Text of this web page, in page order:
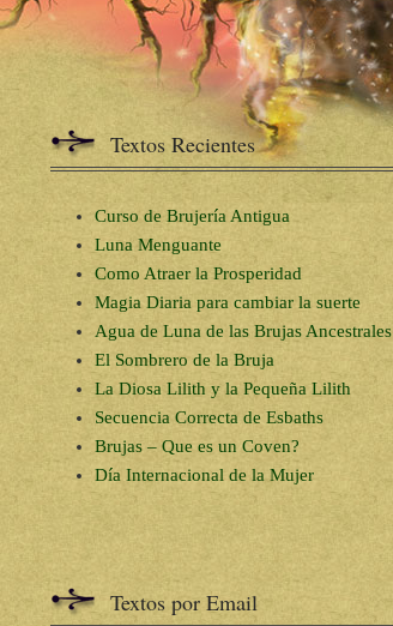
Textos Recientes
Curso de Brujería Antigua
Luna Menguante
Como Atraer la Prosperidad
Magia Diaria para cambiar la suerte
Agua de Luna de las Brujas Ancestrales
El Sombrero de la Bruja
La Diosa Lilith y la Pequeña Lilith
Secuencia Correcta de Esbaths
Brujas – Que es un Coven?
Día Internacional de la Mujer
Textos por Email